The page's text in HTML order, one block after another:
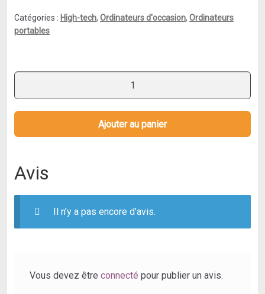
prix
350
000 CFA.
prix
290
000 CFA.
Catégories : High-tech, Ordinateurs d'occasion, Ordinateurs
portables
Latitude
5580
2.4
GHz
-
Go
Ajouter au panier
Avis
Il n’y a pas encore d’avis.
Vous devez être connecté pour publier un avis.